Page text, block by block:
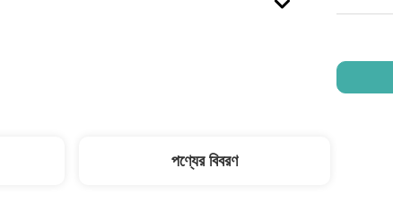
পণ্যের বিবরণ